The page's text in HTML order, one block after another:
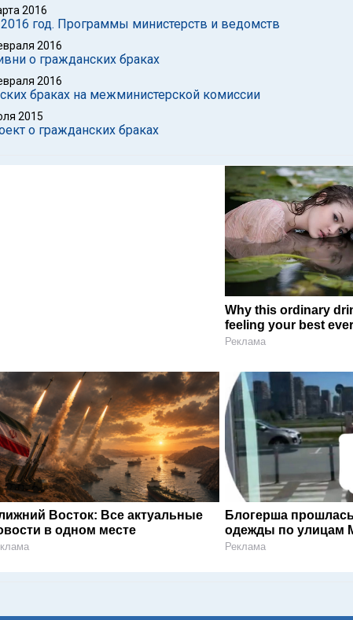
2016
год. Программы министерств и ведомств
2016
о гражданских браках
2016
браках на межминистерской комиссии
2015
о гражданских браках
Why this ordinary
feeling your best
Реклама
Восток: Все актуальные
в одном месте
Блогерша
одежды по улицам
Реклама